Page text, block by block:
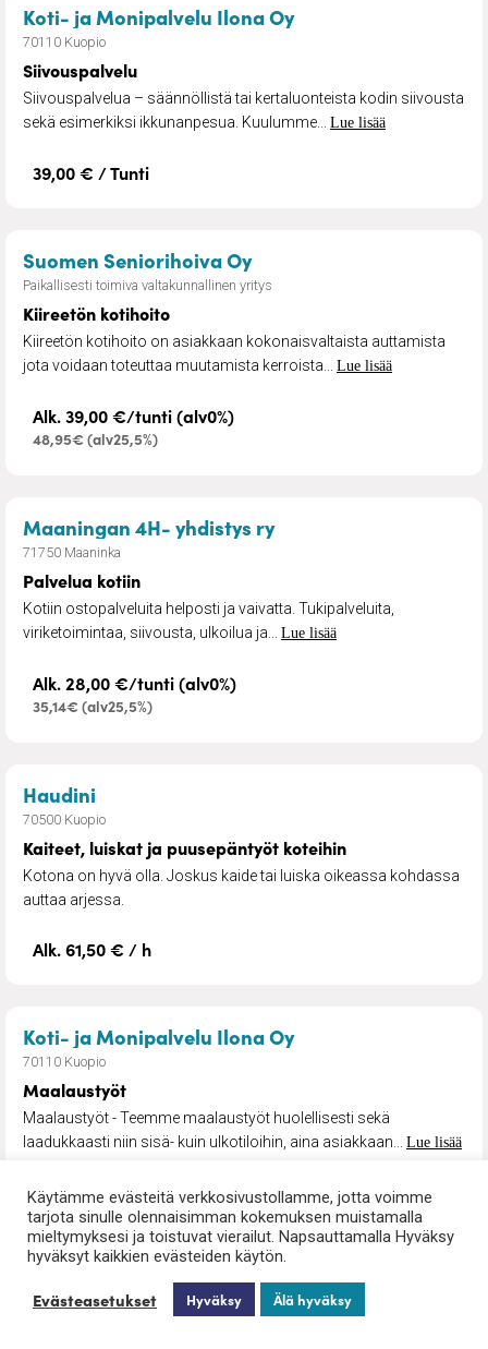
Koti- ja Monipalvelu Ilona Oy– Siivouspalvelu
70110 Kuopio
Siivouspalvelu
Siivouspalvelua – säännöllistä tai kertaluonteista kodin siivousta
sekä esimerkiksi ikkunanpesua. Kuulumme... Lue lisää
39,00 € / Tunti
Suomen Seniorihoiva Oy– Kiireetön kotihoito
Paikallisesti toimiva valtakunnallinen yritys
Kiireetön kotihoito
Kiireetön kotihoito on asiakkaan kokonaisvaltaista auttamista
jota voidaan toteuttaa muutamista kerroista... Lue lisää
Alk. 39,00 €/tunti (alv0%)
48,95€ (alv25,5%)
Maaningan 4H- yhdistys ry– Palvelua kotiin
71750 Maaninka
Palvelua kotiin
Kotiin ostopalveluita helposti ja vaivatta. Tukipalveluita,
viriketoimintaa, siivousta, ulkoilua ja... Lue lisää
Alk. 28,00 €/tunti (alv0%)
35,14€ (alv25,5%)
Haudini
70500 Kuopio
Kaiteet, luiskat ja puusepäntyöt koteihin
Kotona on hyvä olla. Joskus kaide tai luiska oikeassa kohdassa
auttaa arjessa.
Alk. 61,50 € / h
Koti- ja Monipalvelu Ilona Oy– Maalaustyöt
70110 Kuopio
Maalaustyöt
Maalaustyöt - Teemme maalaustyöt huolellisesti sekä
laadukkaasti niin sisä- kuin ulkotiloihin, aina asiakkaan... Lue lisää
39,00 € / Tunti
Koti- ja Monipalvelu Ilona Oy– Hoiva-
70110 Kuopio
Käytämme evästeitä verkkosivustollamme, jotta voimme
tarjota sinulle olennaisimman kokemuksen muistamalla
mieltymyksesi ja toistuvat vierailut. Napsauttamalla Hyväksy
hyväksyt kaikkien evästeiden käytön.
Evästeasetukset Hyväksy Älä hyväksy